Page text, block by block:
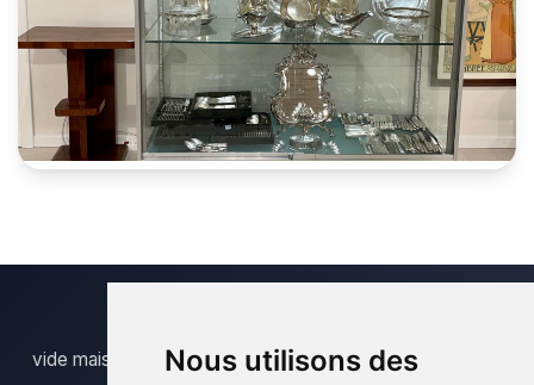
Nous utilisons des
vide maison jamioulx